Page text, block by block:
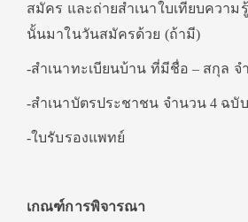
สมัคร และถ่ายสำเนาใบเทียบควา
นั้นมาในวันสมัครด้วย​ (ถ้ามี)
-สำเนาทะเบียนบ้าน ที่มีชื่อ – สกุล จ
-สำเนาบัตรประชาชน จำนวน 4 ฉบับ
-ใบรับรองแพทย์
เกณฑ์การพิจารณา